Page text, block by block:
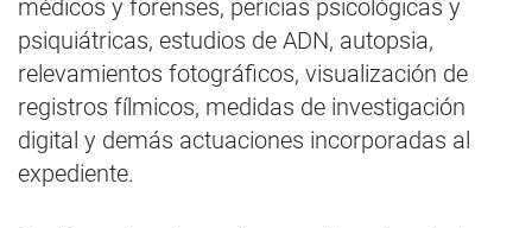
médicos y forenses, pericias psicológicas y
psiquiátricas, estudios de ADN, autopsia,
relevamientos fotográficos, visualización de
registros fílmicos, medidas de investigación
digital y demás actuaciones incorporadas al
expediente.